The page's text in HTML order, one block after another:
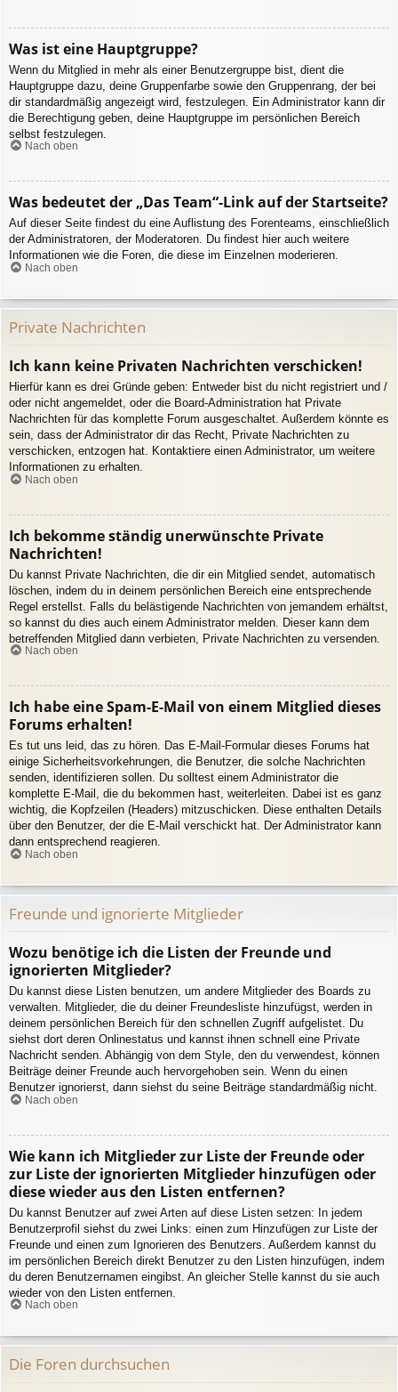
Was ist eine Hauptgruppe?
Wenn du Mitglied in mehr als einer Benutzergruppe bist, dient die
Hauptgruppe dazu, deine Gruppenfarbe sowie den Gruppenrang, der bei
dir standardmäßig angezeigt wird, festzulegen. Ein Administrator kann dir
die Berechtigung geben, deine Hauptgruppe im persönlichen Bereich
selbst festzulegen.
Nach oben
Was bedeutet der „Das Team“-Link auf der Startseite?
Auf dieser Seite findest du eine Auflistung des Forenteams, einschließlich
der Administratoren, der Moderatoren. Du findest hier auch weitere
Informationen wie die Foren, die diese im Einzelnen moderieren.
Nach oben
Private Nachrichten
Ich kann keine Privaten Nachrichten verschicken!
Hierfür kann es drei Gründe geben: Entweder bist du nicht registriert und /
oder nicht angemeldet, oder die Board-Administration hat Private
Nachrichten für das komplette Forum ausgeschaltet. Außerdem könnte es
sein, dass der Administrator dir das Recht, Private Nachrichten zu
verschicken, entzogen hat. Kontaktiere einen Administrator, um weitere
Informationen zu erhalten.
Nach oben
Ich bekomme ständig unerwünschte Private
Nachrichten!
Du kannst Private Nachrichten, die dir ein Mitglied sendet, automatisch
löschen, indem du in deinem persönlichen Bereich eine entsprechende
Regel erstellst. Falls du belästigende Nachrichten von jemandem erhältst,
so kannst du dies auch einem Administrator melden. Dieser kann dem
betreffenden Mitglied dann verbieten, Private Nachrichten zu versenden.
Nach oben
Ich habe eine Spam-E-Mail von einem Mitglied dieses
Forums erhalten!
Es tut uns leid, das zu hören. Das E-Mail-Formular dieses Forums hat
einige Sicherheitsvorkehrungen, die Benutzer, die solche Nachrichten
senden, identifizieren sollen. Du solltest einem Administrator die
komplette E-Mail, die du bekommen hast, weiterleiten. Dabei ist es ganz
wichtig, die Kopfzeilen (Headers) mitzuschicken. Diese enthalten Details
über den Benutzer, der die E-Mail verschickt hat. Der Administrator kann
dann entsprechend reagieren.
Nach oben
Freunde und ignorierte Mitglieder
Wozu benötige ich die Listen der Freunde und
ignorierten Mitglieder?
Du kannst diese Listen benutzen, um andere Mitglieder des Boards zu
verwalten. Mitglieder, die du deiner Freundesliste hinzufügst, werden in
deinem persönlichen Bereich für den schnellen Zugriff aufgelistet. Du
siehst dort deren Onlinestatus und kannst ihnen schnell eine Private
Nachricht senden. Abhängig von dem Style, den du verwendest, können
Beiträge deiner Freunde auch hervorgehoben sein. Wenn du einen
Benutzer ignorierst, dann siehst du seine Beiträge standardmäßig nicht.
Nach oben
Wie kann ich Mitglieder zur Liste der Freunde oder
zur Liste der ignorierten Mitglieder hinzufügen oder
diese wieder aus den Listen entfernen?
Du kannst Benutzer auf zwei Arten auf diese Listen setzen: In jedem
Benutzerprofil siehst du zwei Links: einen zum Hinzufügen zur Liste der
Freunde und einen zum Ignorieren des Benutzers. Außerdem kannst du
im persönlichen Bereich direkt Benutzer zu den Listen hinzufügen, indem
du deren Benutzernamen eingibst. An gleicher Stelle kannst du sie auch
wieder von den Listen entfernen.
Nach oben
Die Foren durchsuchen